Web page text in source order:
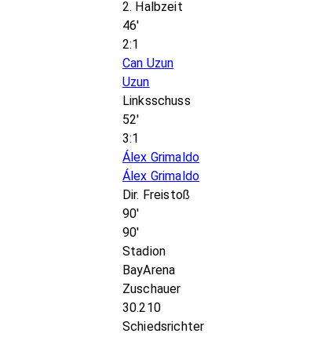
2. Halbzeit
46'
2:1
Can Uzun
Uzun
Linksschuss
52'
3:1
Álex Grimaldo
Álex Grimaldo
Dir. Freistoß
90'
90'
Stadion
BayArena
Zuschauer
30.210
Schiedsrichter